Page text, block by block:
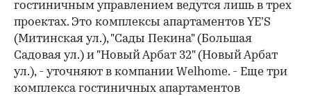
гостиничным управлением ведутся лишь в трех
проектах. Это комплексы апартаментов YE’S
(Митинская ул.), "Сады Пекина" (Большая
Садовая ул.) и "Новый Арбат 32" (Новый Арбат
ул.), - уточняют в компании Welhome. - Еще три
комплекса гостиничных апартаментов